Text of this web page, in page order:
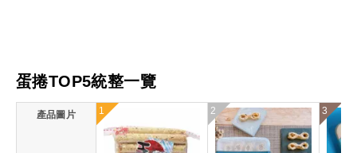
蛋捲TOP5統整一覽
產品圖片 1 2 3